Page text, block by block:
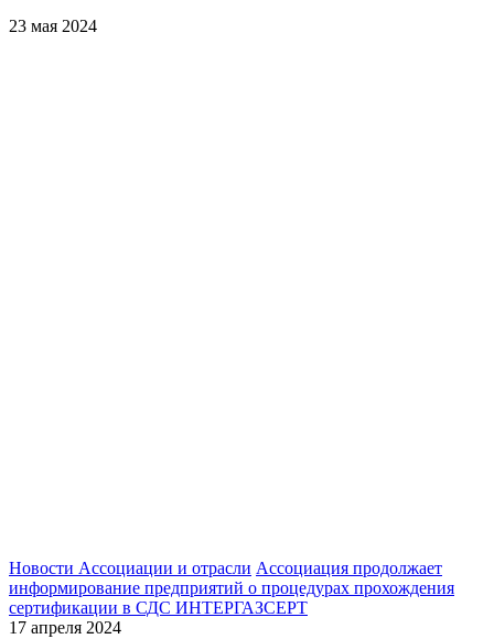
23 мая 2024
Новости Ассоциации и отрасли Ассоциация продолжает
информирование предприятий о процедурах прохождения
сертификации в СДС ИНТЕРГАЗСЕРТ
17 апреля 2024